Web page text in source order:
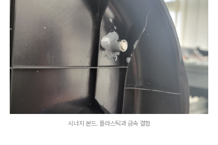
시너지 본드. 플라스틱과 금속 결합